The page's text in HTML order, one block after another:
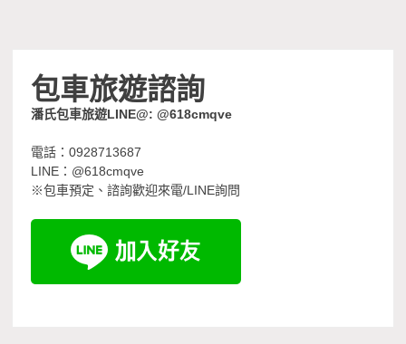
包車旅遊諮詢
潘氏包車旅遊LINE@: @618cmqve
電話：0928713687
LINE：@618cmqve
※包車預定、諮詢歡迎來電/LINE詢問